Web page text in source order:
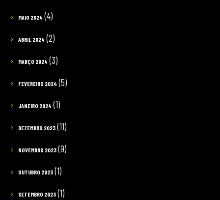
MAIO 2024 (4)
ABRIL 2024 (2)
MARÇO 2024 (3)
FEVEREIRO 2024 (5)
JANEIRO 2024 (1)
DEZEMBRO 2023(11)
NOVEMBRO 2023(9)
OUTUBRO 2023(1)
SETEMBRO 2023(1)